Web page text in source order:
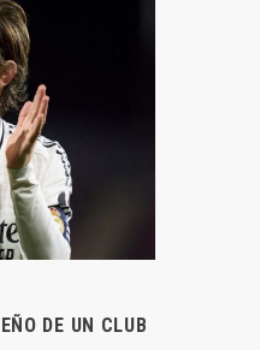
DE UN CLUB